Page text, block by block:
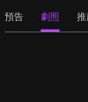
預告 劇照